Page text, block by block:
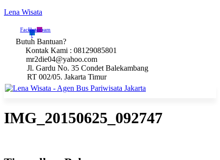
Lena Wisata
Facebook-
f
Instagram
Butuh Bantuan?
Kontak Kami : 08129085801
mr2die04@yahoo.com
Jl. Gardu No. 35 Condet Balekambang
RT 002/05. Jakarta Timur
IMG_20150625_092747